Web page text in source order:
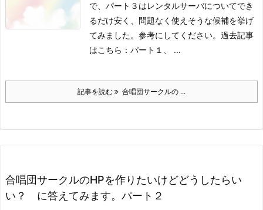
で、パート３はレンタルサーバについてでき
るだけ安く、問題なく使えそうな候補を挙げ
てみました。参考にしてください。 過去記事
はこちら：パート１、 ...
記事を読む 合唱団サークルの ...
合唱団サークルのHPを作りたいけどどうしたらい
い？ に答えてみます。パート２